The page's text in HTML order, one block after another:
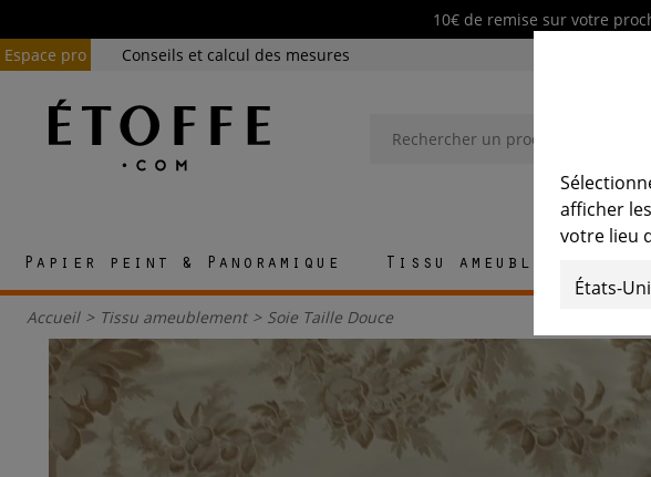
10€ de remise sur votre
Espace pro
Conseils et calcul des mesures
Papier peint & Panoramique Tissu ameublement
Accueil > Tissu ameublement > Soie Taille Douce
afficher
votre lieu